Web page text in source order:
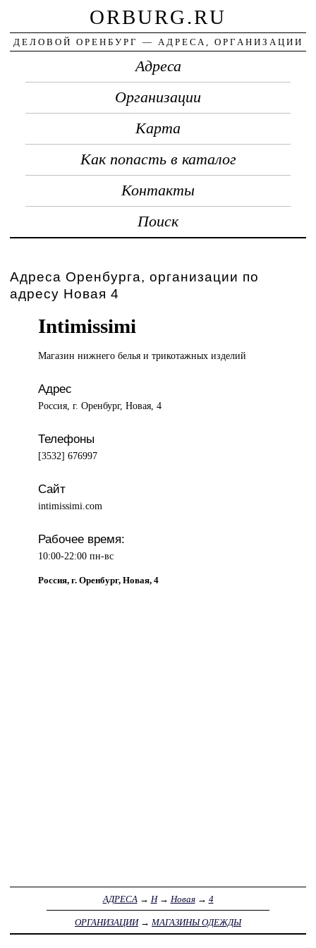
ORBURG.RU
ДЕЛОВОЙ ОРЕНБУРГ — АДРЕСА, ОРГАНИЗАЦИИ
Адреса
Организации
Карта
Как попасть в каталог
Контакты
Поиск
Адреса Оренбурга, организации по
адресу Новая 4
Intimissimi
Магазин нижнегобелья и трикотажных изделий
Адрес
Россия, г. Оренбург, Новая, 4
Телефоны
[3532] 676997
Сайт
intimissimi.com
Рабочее время:
10:00-22:00 пн-вс
Россия, г. Оренбург, Новая, 4
АДРЕСА → Н→ Новая→ 4
ОРГАНИЗАЦИИ→ МАГАЗИНЫ ОДЕЖДЫ